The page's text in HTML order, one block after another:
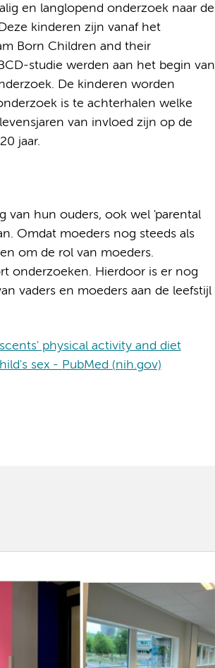
en langlopend onderzoek naar de
kinderen zijn vanaf het
Born Children and their
studie werden aan het begin van
De kinderen worden
is te achterhalen welke
van invloed zijn op de
jaar.
van hun ouders, ook wel 'parental
Omdat moeders nog steeds als
om de rol van moeders.
onderzoeken. Hierdoor is er nog
vaders en moeders aan de leefstijl
physical activity and diet
sex - PubMed (nih.gov)